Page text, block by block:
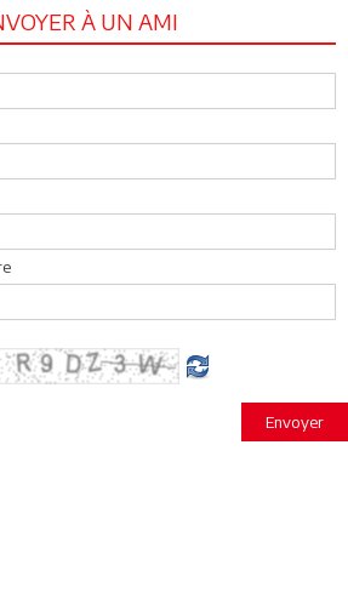
À UN AMI
Envoyer